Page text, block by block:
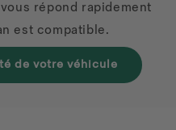
répond rapidement
est compatible.
de votre véhicule